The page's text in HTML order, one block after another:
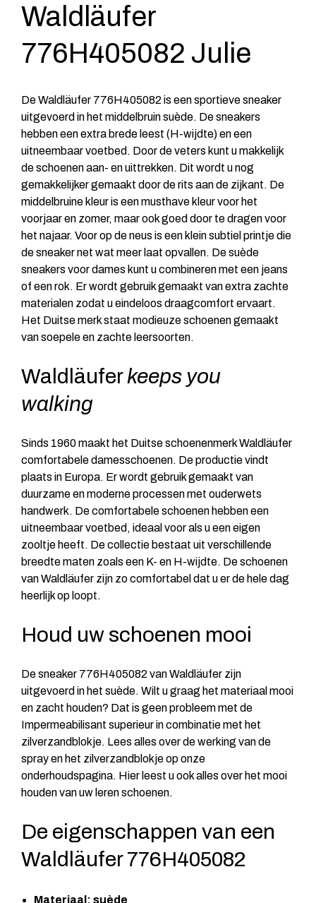
Waldläufer
776H405082 Julie
De Waldläufer 776H405082 is een sportieve sneaker
uitgevoerd in het middelbruin suède. De sneakers
hebben een extra brede leest (H-wijdte) en een
uitneembaar voetbed. Door de veters kunt u makkelijk
de schoenen aan- en uittrekken. Dit wordt u nog
gemakkelijker gemaakt door de rits aan de zijkant. De
middelbruine kleur is een musthave kleur voor het
voorjaar en zomer, maar ook goed door te dragen voor
het najaar. Voor op de neus is een klein subtiel printje die
de sneaker net wat meer laat opvallen. De suède
sneakers voor dames kunt u combineren met een jeans
of een rok. Er wordt gebruik gemaakt van extra zachte
materialen zodat u eindeloos draagcomfort ervaart.
Het Duitse merk staat modieuze schoenen gemaakt
van soepele en zachte leersoorten.
Waldläuferkeeps you
walking
Sinds 1960 maakt het Duitse schoenenmerk Waldläufer
comfortabele damesschoenen. De productie vindt
plaats in Europa. Er wordt gebruik gemaakt van
duurzame en moderne processen met ouderwets
handwerk. De comfortabele schoenen hebben een
uitneembaar voetbed, ideaal voor als u een eigen
zooltje heeft. De collectie bestaat uit verschillende
breedte maten zoals een K- en H-wijdte. De schoenen
van Waldläufer zijn zo comfortabel dat u er de hele dag
heerlijk op loopt.
Houd uw schoenen mooi
De sneaker 776H405082 van Waldläufer zijn
uitgevoerd in het suède. Wilt u graag het materiaal mooi
en zacht houden? Dat is geen probleem met de
Impermeabilisant superieur in combinatie met het
zilverzandblokje. Lees alles over de werking van de
spray en het zilverzandblokje op onze
onderhoudspagina. Hier leest u ook alles over het mooi
houden van uw leren schoenen.
De eigenschappen van een
Waldläufer 776H405082
Materiaal: suède